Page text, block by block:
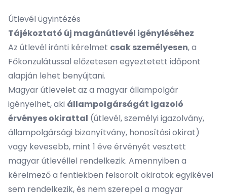
Útlevél ügyintézés
Tájékoztató új magánútlevél igényléséhez
Az útlevél iránti kérelmet csak személyesen, a
Főkonzulátussal előzetesen egyeztetett időpont
alapján lehet benyújtani.
Magyar útlevelet az a magyar állampolgár
igényelhet, aki állampolgárságát igazoló
érvényes okirattal (útlevél, személyi igazolvány,
állampolgársági bizonyítvány, honosítási okirat)
vagy kevesebb, mint 1 éve érvényét vesztett
magyar útlevéllel rendelkezik. Amennyiben a
kérelmező a fentiekben felsorolt okiratok egyikével
sem rendelkezik, és nem szerepel a magyar